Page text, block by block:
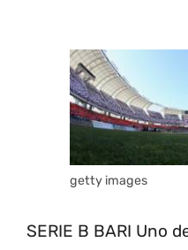
getty images
SERIE B BARI Uno